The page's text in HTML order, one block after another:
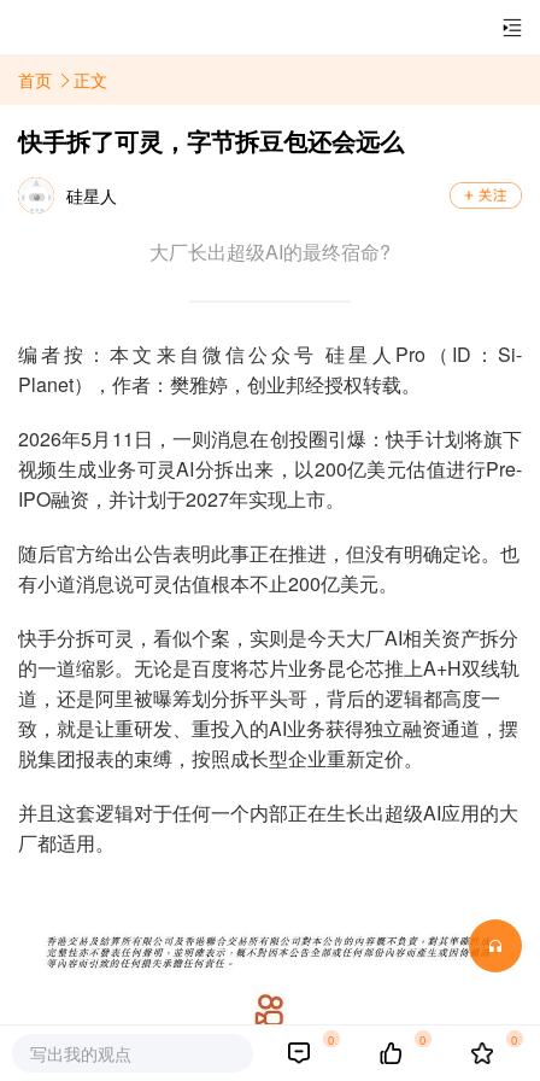
首页 正文
快手拆了可灵，字节拆豆包还会远么
硅星人
大厂长出超级AI的最终宿命?
编者按：本文来自微信公众号 硅星人Pro（ID：Si-
Planet），作者：樊雅婷，创业邦经授权转载。
2026年5月11日，一则消息在创投圈引爆：快手计划将旗下
视频生成业务可灵AI分拆出来，以200亿美元估值进行Pre-
IPO融资，并计划于2027年实现上市。
随后官方给出公告表明此事正在推进，但没有明确定论。也
有小道消息说可灵估值根本不止200亿美元。
快手分拆可灵，看似个案，实则是今天大厂AI相关资产拆分
的一道缩影。无论是百度将芯片业务昆仑芯推上A+H双线轨
道，还是阿里被曝筹划分拆平头哥，背后的逻辑都高度一
致，就是让重研发、重投入的AI业务获得独立融资通道，摆
脱集团报表的束缚，按照成长型企业重新定价。
并且这套逻辑对于任何一个内部正在生长出超级AI应用的大
厂都适用。
写出我的观点
0 0 0